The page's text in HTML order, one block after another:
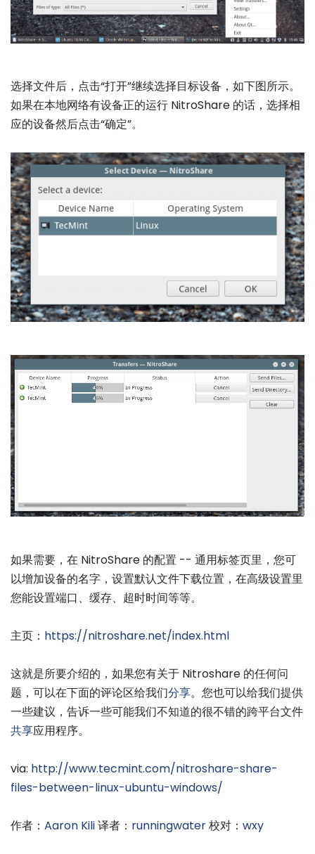
选择文件后，点击“打开”继续选择目标设备，如下图所示。
如果在本地网络有设备正的运行 NitroShare 的话，选择相
应的设备然后点击“确定”。
如果需要，在 NitroShare 的配置 -- 通用标签页里，您可
以增加设备的名字，设置默认文件下载位置，在高级设置里
您能设置端口、缓存、超时时间等等。
主页： https://nitroshare.net/index.html
这就是所要介绍的，如果您有关于 Nitroshare 的任何问
题，可以在下面的评论区给我们分享。您也可以给我们提供
一些建议，告诉一些可能我们不知道的很不错的跨平台文件
共享应用程序。
via: http://www.tecmint.com/nitroshare-share-
files-between-linux-ubuntu-windows/
作者： Aaron Kili译者： runningwater校对： wxy